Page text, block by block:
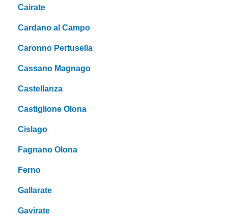
Cairate
Cardano al Campo
Caronno Pertusella
Cassano Magnago
Castellanza
Castiglione Olona
Cislago
Fagnano Olona
Ferno
Gallarate
Gavirate